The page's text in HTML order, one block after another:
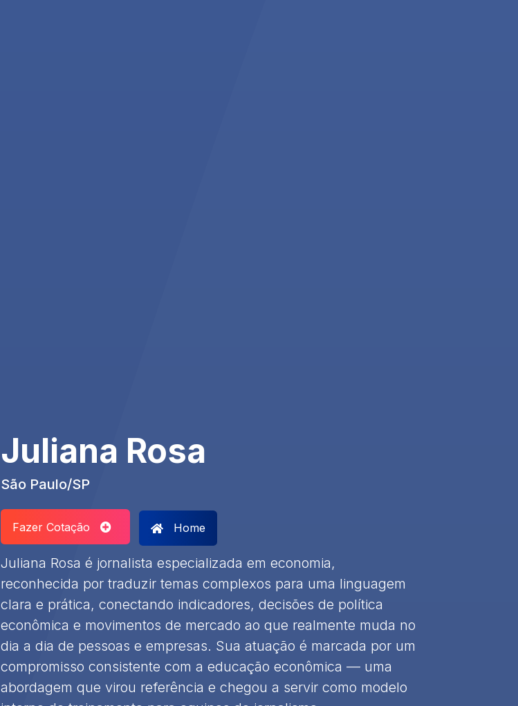
Juliana Rosa
São Paulo/SP
Fazer Cotação Home
Juliana Rosa é jornalista especializada em economia,
reconhecida por traduzir temas complexos para uma linguagem
clara e prática, conectando indicadores, decisões de política
econômica e movimentos de mercado ao que realmente muda no
dia a dia de pessoas e empresas. Sua atuação é marcada por um
compromisso consistente com a educação econômica — uma
abordagem que virou referência e chegou a servir como modelo